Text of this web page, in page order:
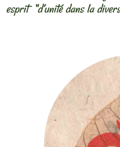
esprit “d’unité dans la